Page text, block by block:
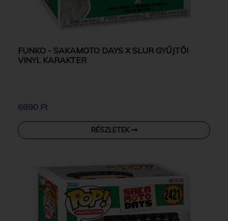
FUNKO - SAKAMOTO DAYS X SLUR GYŰJTŐI
VINYL KARAKTER
6890 Ft
RÉSZLETEK